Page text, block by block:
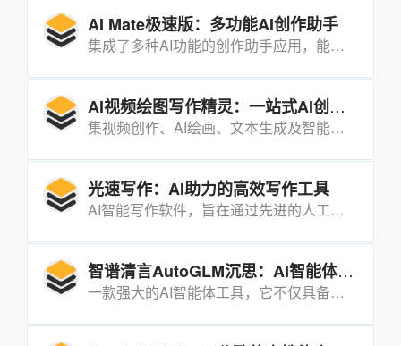
AI Mate极速版：多功能AI创作助手
集成了多种AI功能的创作助手应用，能够帮助用户快速生成故事、小说、推文、视频、艺术图片、音乐等多种内容，同时支持文案创作、改写、润色、翻译等功能，满足不同用户的多样化创作需求。
AI视频绘图写作精灵：一站式AI创作平台
集视频创作、AI绘画、文本生成及智能问答于一体的多功能应用，能够根据用户输入的简单描述快速生成高质量的视频、图像和文本内容，满足内容创作者、营销人员及普通用户的多样化需求。
光速写作：AI助力的高效写作工具
AI智能写作软件，旨在通过先进的人工智能技术帮助用户快速生成和优化各类文本内容，大幅提升写作效率。
智谱清言AutoGLM沉思：AI智能体的深度研究与操作利器
一款强大的AI智能体工具，它不仅具备深度研究能力，还能实现实际操作，真正推动AI Agent进入“边想边干”的阶段。